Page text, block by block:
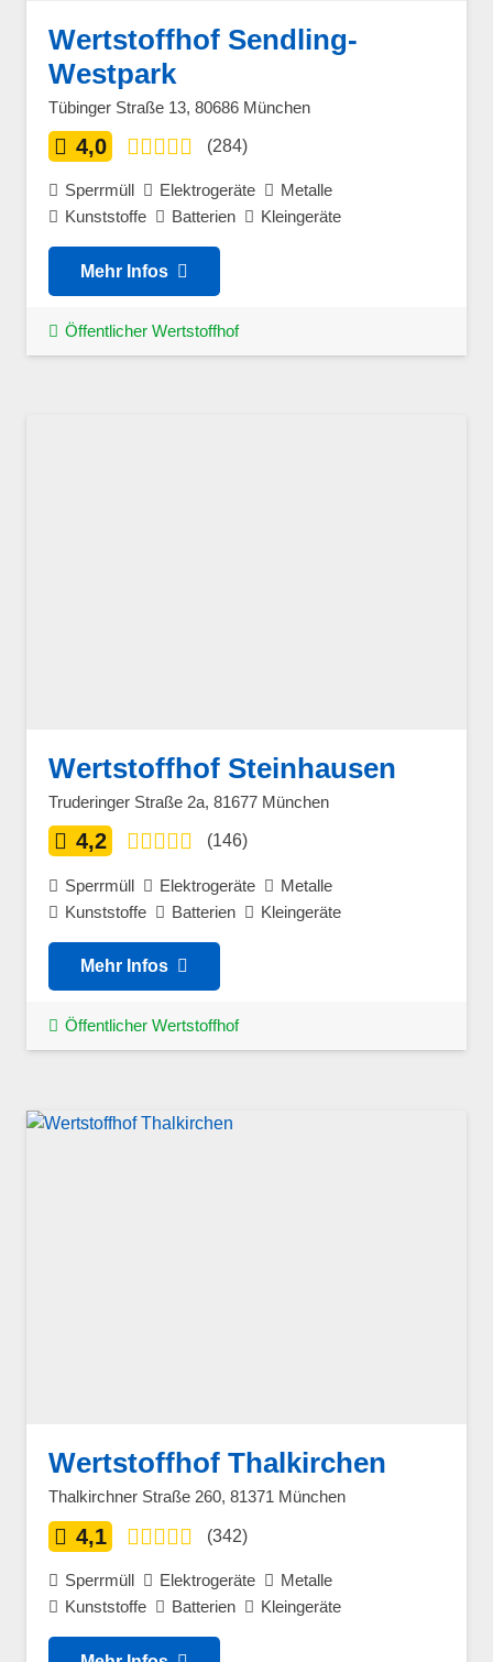
Wertstoffhof Sendling-
Westpark
Tübinger Straße 13, 80686 München
4,0 (284)
Sperrmüll Elektrogeräte
Metalle
Kunststoffe
Batterien Kleingeräte
Mehr Infos
Öffentlicher Wertstoffhof
Wertstoffhof Steinhausen
Truderinger Straße 2a, 81677 München
4,2 (146)
Sperrmüll Elektrogeräte
Metalle
Kunststoffe
Batterien Kleingeräte
Mehr Infos
Öffentlicher Wertstoffhof
Wertstoffhof Thalkirchen
Thalkirchner Straße 260, 81371 München
4,1 (342)
Sperrmüll Elektrogeräte
Metalle
Kunststoffe
Batterien Kleingeräte